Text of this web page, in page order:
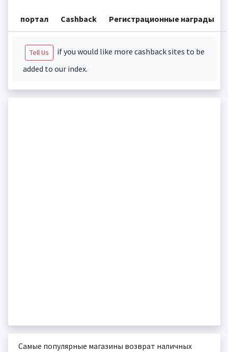
портал Cashback Регистрационные награды
Tell Us
if you would like more cashback sites to be
added to our index.
Самые популярные магазины возврат наличных